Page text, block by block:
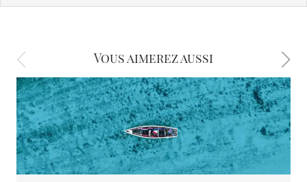
Vous aimerez aussi